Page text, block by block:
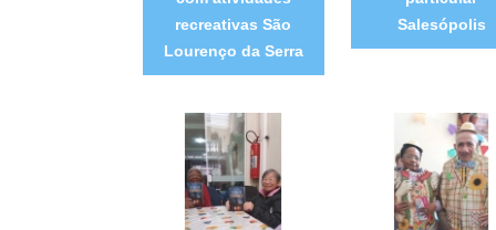
recreativas São
Lourenço da Serra
Salesópolis